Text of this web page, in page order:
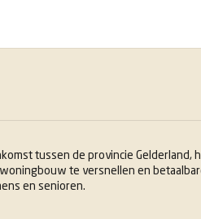
tussen de provincie Gelderland,
te versnellen en
en senioren.